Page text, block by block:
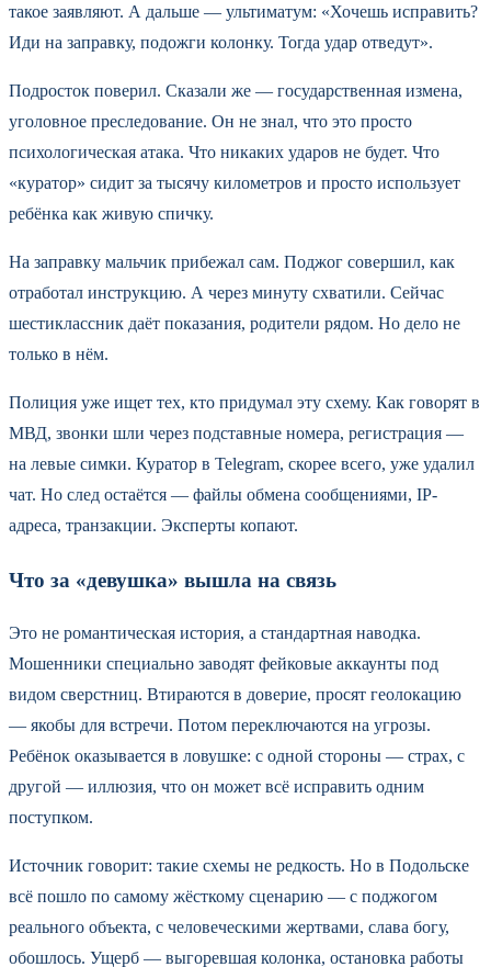
такое заявляют. А дальше — ультиматум: «Хочешь исправить?
Иди на заправку, подожги колонку. Тогда удар отведут».
Подросток поверил. Сказали же — государственная измена,
уголовное преследование. Он не знал, что это просто
психологическая атака. Что никаких ударов не будет. Что
«куратор» сидит за тысячу километров и просто использует
ребёнка как живую спичку.
На заправку мальчик прибежал сам. Поджог совершил, как
отработал инструкцию. А через минуту схватили. Сейчас
шестиклассник даёт показания, родители рядом. Но дело не
только в нём.
Полиция уже ищет тех, кто придумал эту схему. Как говорят в
МВД, звонки шли через подставные номера, регистрация —
на левые симки. Куратор в Telegram, скорее всего, уже удалил
чат. Но след остаётся — файлы обмена сообщениями, IP-
адреса, транзакции. Эксперты копают.
Что за «девушка» вышла на связь
Это не романтическая история, а стандартная наводка.
Мошенники специально заводят фейковые аккаунты под
видом сверстниц. Втираются в доверие, просят геолокацию
— якобы для встречи. Потом переключаются на угрозы.
Ребёнок оказывается в ловушке: с одной стороны — страх, с
другой — иллюзия, что он может всё исправить одним
поступком.
Источник говорит: такие схемы не редкость. Но в Подольске
всё пошло по самому жёсткому сценарию — с поджогом
реального объекта, с человеческими жертвами, слава богу,
обошлось. Ущерб — выгоревшая колонка, остановка работы